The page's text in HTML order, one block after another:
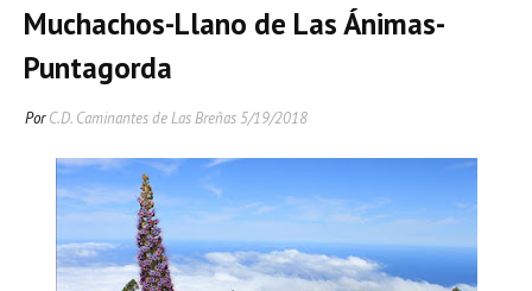
Muchachos-Llano de Las Ánimas-
Puntagorda
Por C.D. Caminantes de Las Breñas 5/19/2018